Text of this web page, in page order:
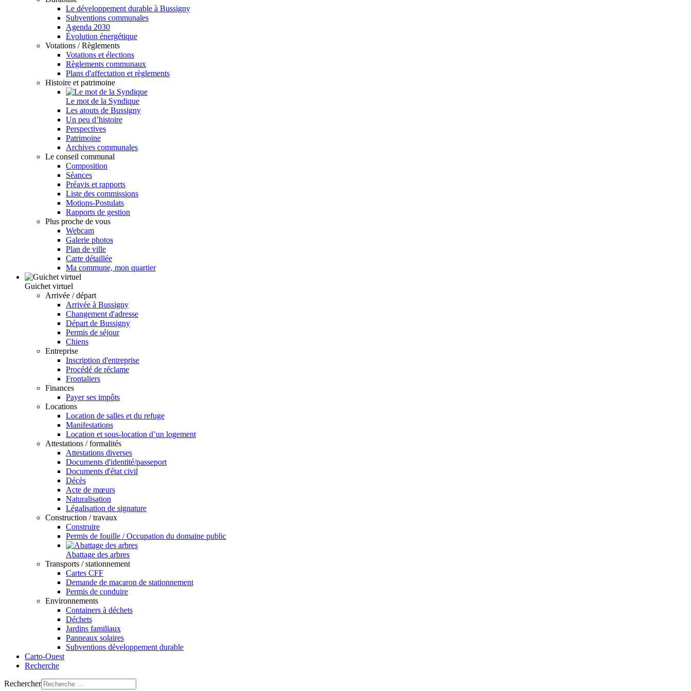
Le développement durable à Bussigny
Subventions communales
Agenda 2030
Évolution énergétique
Votations / Règlements
Votations et élections
Règlements communaux
Plans d'affectation et règlements
Histoire et patrimoine
Le mot de la Syndique
Les atouts de Bussigny
Un peu d’histoire
Perspectives
Patrimoine
Archives communales
Le conseil communal
Composition
Séances
Préavis et rapports
Liste des commissions
Motions-Postulats
Rapports de gestion
Plus proche de vous
Webcam
Galerie photos
Plan de ville
Carte détaillée
Ma commune, mon quartier
Guichet virtuel
Arrivée / départ
Arrivée à Bussigny
Changement d'adresse
Départ de Bussigny
Permis de séjour
Chiens
Entreprise
Inscription d'entreprise
Procédé de réclame
Frontaliers
Finances
Payer ses impôts
Locations
Location de salles et du refuge
Manifestations
Location et sous-location d’un logement
Attestations / formalités
Attestations diverses
Documents d'identité/passeport
Documents d'état civil
Décès
Acte de mœurs
Naturalisation
Légalisation de signature
Construction / travaux
Construire
Permis de fouille / Occupation du domaine public
Abattage des arbres
Transports / stationnement
Cartes CFF
Demande de macaron de stationnement
Permis de conduire
Environnements
Containers à déchets
Déchets
Jardins familiaux
Panneaux solaires
Subventions développement durable
Carto-Ouest
Recherche
Rechercher